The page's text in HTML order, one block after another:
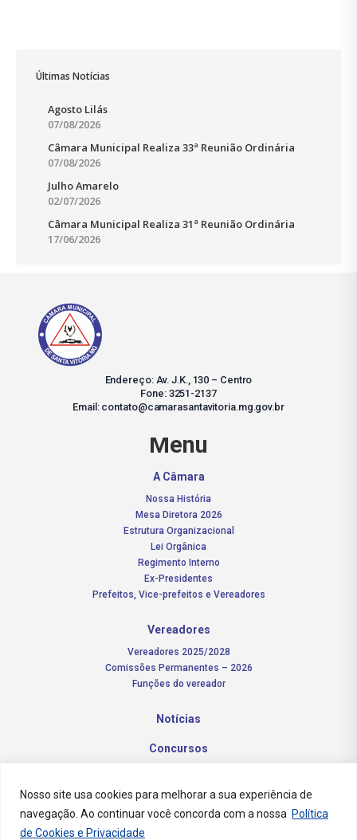
Nosso site usa cookies para melhorar a sua experiência de
navegação. Ao continuar você concorda com a nossa Política
de Cookies e Privacidade
Últimas Notícias
Agosto Lilás
07/08/2026
Câmara Municipal Realiza 33ª Reunião Ordinária
07/08/2026
Julho Amarelo
02/07/2026
Câmara Municipal Realiza 31ª Reunião Ordinária
17/06/2026
Endereço: Av. J.K., 130 – Centro
Fone: 3251-2137
Email: contato@camarasantavitoria.mg.gov.br
Menu
A Câmara
Nossa História
Mesa Diretora 2026
Estrutura Organizacional
Lei Orgânica
Regimento Interno
Ex-Presidentes
Prefeitos, Vice-prefeitos e Vereadores
Vereadores
Vereadores 2025/2028
Comissões Permanentes – 2026
Funções do vereador
Notícias
Concursos
Contato